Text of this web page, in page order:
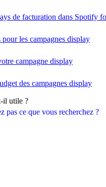
pas ce que vous recherchez ?
de facturation dans Spotify
les campagnes display
campagne display
des campagnes display
il utile ?